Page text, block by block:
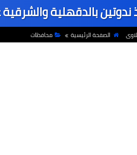
ندوتين بالدقهلية
الصفحة الرئيسية محافظات